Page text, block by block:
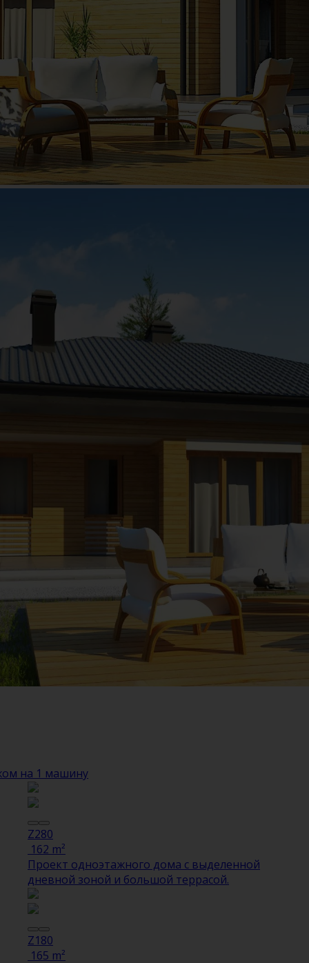
на 1 машину
Z280
162 m²
Проект одноэтажного дома с выделенной
дневной зоной и большой террасой.
Z180
165 m²